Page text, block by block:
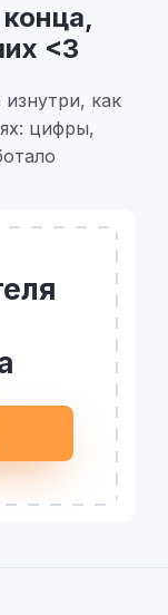
<3
как
цифры,